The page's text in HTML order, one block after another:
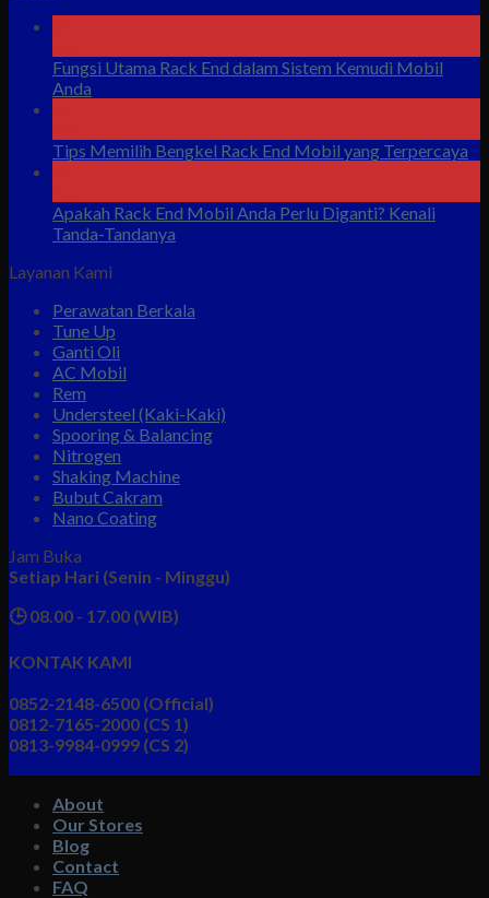
Fungsi Utama Rack End dalam Sistem Kemudi Mobil
Anda
Tips Memilih Bengkel Rack End Mobil yang Terpercaya
Apakah Rack End Mobil Anda Perlu Diganti? Kenali
Tanda-Tandanya
Layanan Kami
Perawatan Berkala
Tune Up
Ganti Oli
AC Mobil
Rem
Understeel (Kaki-Kaki)
Spooring & Balancing
Nitrogen
Shaking Machine
Bubut Cakram
Nano Coating
Jam Buka
Setiap Hari (Senin - Minggu)
🕒 08.00 - 17.00 (WIB)
KONTAK KAMI
0852-2148-6500 (Official)
0812-7165-2000 (CS 1)
0813-9984-0999 (CS 2)
About
Our Stores
Blog
Contact
FAQ